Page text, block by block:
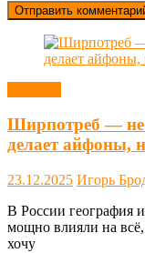
Ширпотреб — не
делает айфоны,
23.12.2025 Игорь
В России география
мощно влияли на
хочу